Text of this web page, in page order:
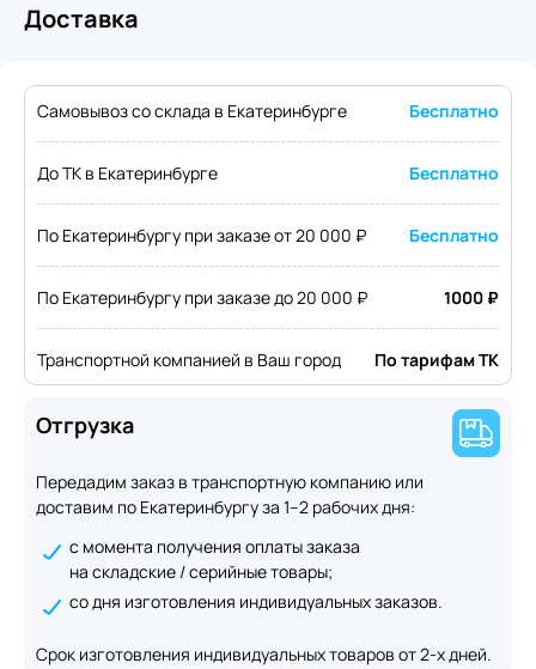
Доставка
Самовывоз со склада в Екатеринбурге Бесплатно
До ТК в Екатеринбурге Бесплатно
По Екатеринбургу при заказе от 20 000 ₽ Бесплатно
По Екатеринбургу при заказе до 20 000 ₽ 1000 ₽
Транспортной компанией в Ваш город По тарифам ТК
Отгрузка
Передадим заказ в транспортную компанию или
доставим по Екатеринбургу за 1–2 рабочих дня:
с момента получения оплаты заказа
на складские / серийные товары;
со дня изготовления индивидуальных заказов.
Срок изготовления индивидуальных товаров от 2-х дней.